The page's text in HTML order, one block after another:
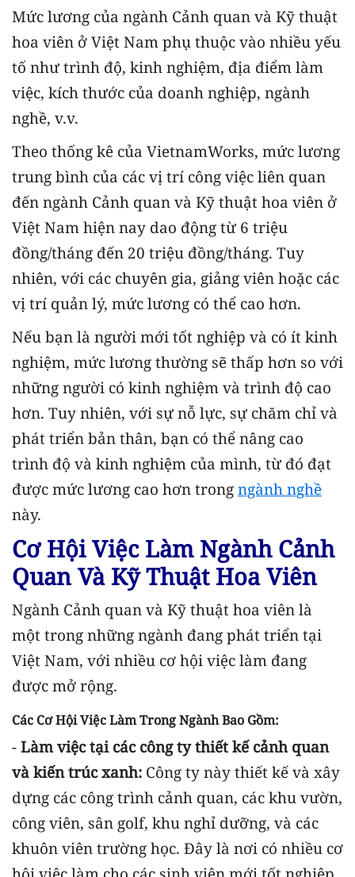
Mức lương của ngành Cảnh quan và Kỹ thuật
hoa viên ở Việt Nam phụ thuộc vào nhiều yếu
tố như trình độ, kinh nghiệm, địa điểm làm
việc, kích thước của doanh nghiệp, ngành
nghề, v.v.
Theo thống kê của VietnamWorks, mức lương
trung bình của các vị trí công việc liên quan
đến ngành Cảnh quan và Kỹ thuật hoa viên ở
Việt Nam hiện nay dao động từ 6 triệu
đồng/tháng đến 20 triệu đồng/tháng. Tuy
nhiên, với các chuyên gia, giảng viên hoặc các
vị trí quản lý, mức lương có thể cao hơn.
Nếu bạn là người mới tốt nghiệp và có ít kinh
nghiệm, mức lương thường sẽ thấp hơn so với
những người có kinh nghiệm và trình độ cao
hơn. Tuy nhiên, với sự nỗ lực, sự chăm chỉ và
phát triển bản thân, bạn có thể nâng cao
trình độ và kinh nghiệm của mình, từ đó đạt
được mức lương cao hơn trong ngành nghề
này.
Cơ Hội Việc Làm Ngành Cảnh
Quan Và Kỹ Thuật Hoa Viên
Ngành Cảnh quan và Kỹ thuật hoa viên là
một trong những ngành đang phát triển tại
Việt Nam, với nhiều cơ hội việc làm đang
được mở rộng.
Các Cơ Hội Việc Làm Trong Ngành Bao Gồm:
- Làm việc tại các công ty thiết kế cảnh quan
và kiến trúc xanh: Công ty này thiết kế và xây
dựng các công trình cảnh quan, các khu vườn,
công viên, sân golf, khu nghỉ dưỡng, và các
khuôn viên trường học. Đây là nơi có nhiều cơ